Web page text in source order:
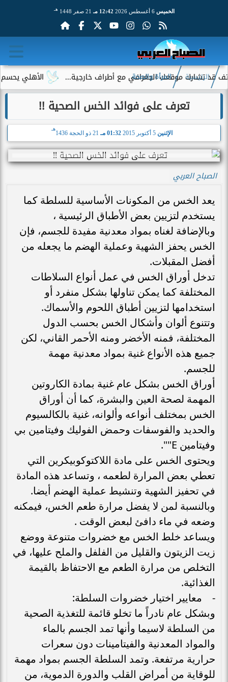
الخميس 6 أغسطس 2026 12:42 مـ 21 صفر 1448 هـ
الأهلي يحسم موقعك الجغرافي مع أطراف خارجية...
الرئيسية المرأة والصحة
تعرف على فوائد الخس الصحية !!
الإثنين 01:32 مـ 21 ذو الحجة 1436
هـ
الصباح العربي
يعد الخس من المكونات الأساسية للسلطة كما
يستخدم لتزيين بعض الأطباق الرئيسية ،
وبالإضافة لغناه بمواد معدنية مفيدة للجسم، فإن
الخس يحفز الشهية وعملية الهضم ما يجعله من
أفضل المقبلات.
تدخل أوراق الخس في عمل أنواع السلاطات
المختلفة كما يمكن تناولها بشكل منفرد أو
استخدامها لتزيين أطباق اللحوم والأسماك.
وتتنوع ألوان وأشكال الخس بحسب الدول
المختلفة، فمنه الأخضر ومنه الأحمر القاني، لكن
جميع هذه الأنواع غنية بمواد معدنية مهمة
للجسم.
أوراق الخس بشكل عام غنية بمادة الكاروتين
المهمة لصحة العين والبشرة، كما أن أوراق
الخس بمختلف أنواعه وألوانه، غنية بالكالسيوم
والحديد والفوسفات وحمض الفوليك وفيتامين بي
وفيتامين E"".
ويحتوى الخس على مادة اللاكتوكوبيكرين التي
تعطي بعض المرارة لطعمه ، وتساعد هذه المادة
في تحفيز الشهية وتنشيط عملية الهضم أيضا.
وبالنسبة لمن لا يفضل مرارة طعم الخس، فيمكنه
وضعه في ماء دافئ لبعض الوقت .
ويساعد خلط الخس مع خضروات متنوعة ووضع
زيت الزيتون والقليل من الفلفل والملح عليها، في
التخلص من مرارة الطعم مع الاحتفاظ بالقيمة
الغذائية.
- معايير اختيار خضروات السلطة:
وبشكل عام نادراً ما تخلو قائمة للتغذية الصحية
من السلطة لاسيما وأنها تمد الجسم بالماء
والمواد المعدنية والفيتامينات دون سعرات
حرارية مرتفعة. وتمد السلطة الجسم بمواد مهمة
للوقاية من أمراض القلب والدورة الدموية، من